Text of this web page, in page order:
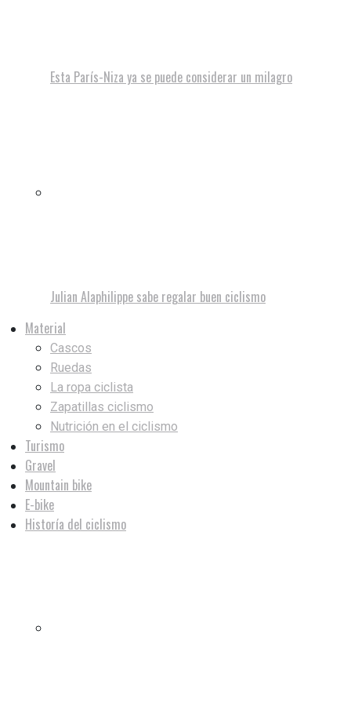
Esta París-Niza ya se puede considerar un milagro
Julian Alaphilippe sabe regalar buen ciclismo
Material
Cascos
Ruedas
La ropa ciclista
Zapatillas ciclismo
Nutrición en el ciclismo
Turismo
Gravel
Mountain bike
E-bike
Historía del ciclismo